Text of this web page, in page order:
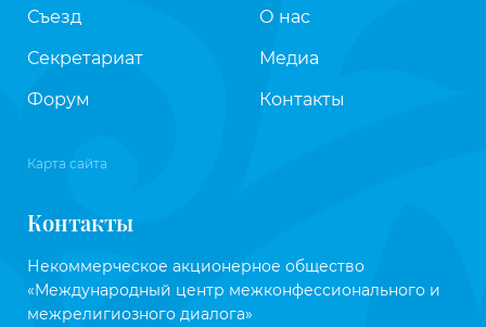
Съезд
Секретариат
Форум
О нас
Медиа
Контакты
Карта сайта
Контакты
Некоммерческое акционерное общество
«Международный центр межконфессионального и
межрелигиозного диалога»